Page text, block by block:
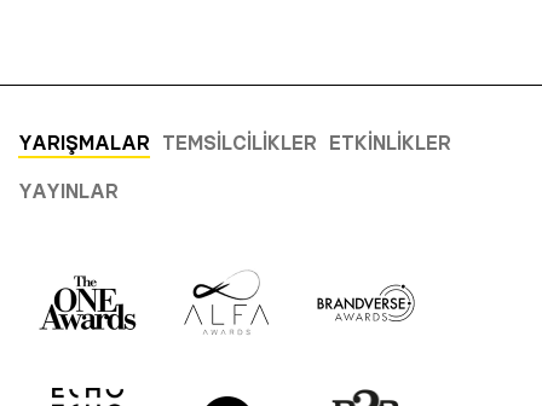
YARIŞMALAR TEMSILCILIKLER ETKINLIKLER
YAYINLAR